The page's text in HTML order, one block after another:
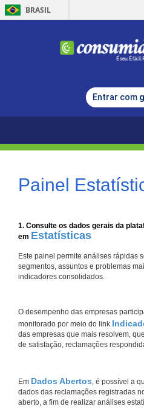
BRASIL
Entrar com
Painel
1. Consulte os dados gerais da
em Estatísticas
Este painel permite análises rápidas
segmentos, assuntos e problemas
indicadores consolidados.
O desempenho das empresas
monitorado por meio do link
das empresas que mais resolvem,
de satisfação, reclamações
Em Dados Abertos, é possível a
dados das reclamações registradas
aberto, a fim de realizar análises